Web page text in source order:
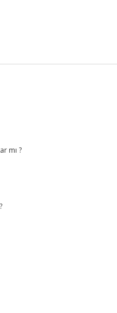
mı ?